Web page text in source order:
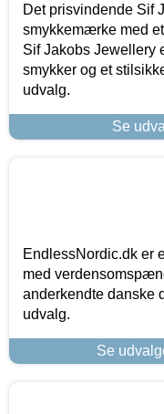
Det prisvindende Sif
smykkemærke med
Sif Jakobs Jewellery
smykker og et
udvalg.
Se
EndlessNordic.dk er
med
anderkendte danske
udvalg.
Se